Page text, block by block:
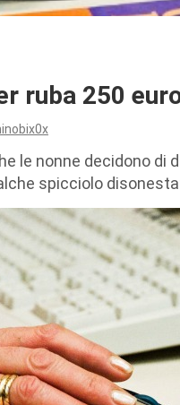
ruba 250
le nonne decidono di
spicciolo